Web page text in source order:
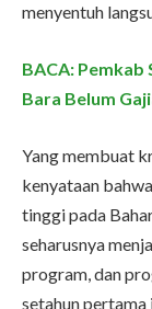
menyentuh
BACA: Pemkab
Bara Belum
Yang membuat
kenyataan
tinggi pada
seharusnya
program, dan
setahun